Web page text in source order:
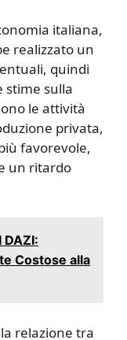
italiana,
realizzato un
quindi
stime sulla
le attività
privata,
favorevole,
un ritardo
DAZI:
Costose alla
relazione tra